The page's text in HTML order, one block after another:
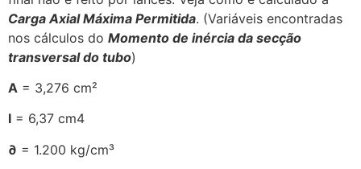
Carga Axial Máxima Permitida. (Variáveis encontradas
nos cálculos do Momento de inércia da secção
transversal do tubo)
A = 3,276 cm²
I = 6,37 cm4
∂ = 1.200 kg/cm³